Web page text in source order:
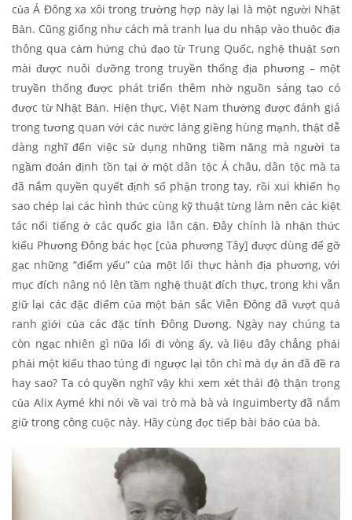
của Á Đông xa xôi trong trường hợp này lại là một người Nhật
Bản. Cũng giống như cách mà tranh lụa du nhập vào thuộc địa
thông qua cảm hứng chủ đạo từ Trung Quốc, nghệ thuật sơn
mài được nuôi dưỡng trong truyền thống địa phương – một
truyền thống được phát triển thêm nhờ nguồn sáng tạo có
được từ Nhật Bản. Hiện thực, Việt Nam thường được đánh giá
trong tương quan với các nước láng giềng hùng mạnh, thật dễ
dàng nghĩ đến việc sử dụng những tiềm năng mà người ta
ngầm đoán định tồn tại ở một dân tộc Á châu, dân tộc mà ta
đã nắm quyền quyết định số phận trong tay, rồi xui khiến họ
sao chép lại các hình thức cùng kỹ thuật từng làm nên các kiệt
tác nổi tiếng ở các quốc gia lân cận. Đây chính là nhận thức
kiểu Phương Đông bác học [của phương Tây] được dùng để gỡ
gạc những “điểm yếu” của một lối thực hành địa phương, với
mục đích nâng nó lên tầm nghệ thuật đích thực, trong khi vẫn
giữ lại các đặc điểm của một bản sắc Viễn Đông đã vượt quá
ranh giới của các đặc tính Đông Dương. Ngày nay chúng ta
còn ngạc nhiên gì nữa lối đi vòng ấy, và liệu đây chẳng phải
phải một kiểu thao túng đi ngược lại tôn chỉ mà dự án đã đề ra
hay sao? Ta có quyền nghĩ vậy khi xem xét thái độ thận trọng
của Alix Aymé khi nói về vai trò mà bà và Inguimberty đã nắm
giữ trong công cuộc này. Hãy cùng đọc tiếp bài báo của bà.